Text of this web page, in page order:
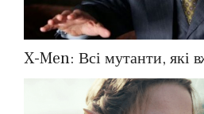
X-Men: Всі мутанти, які